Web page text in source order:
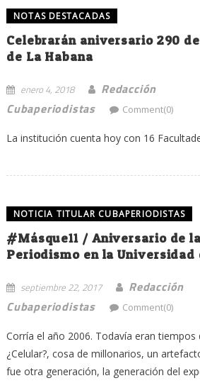
NOTAS DESTACADAS
Celebrarán aniversario 290
de La Habana
enero 4, 2018
Redacción
Cubaperiodistas
Comment(0)
La institución cuenta hoy con 16
NOTICIA TITULAR CUBAPERIODISTAS
#Másque11 / Aniversario de
Periodismo en la Universidad
septiembre 22, 2017
Redacción
Cubaperiodistas
Comment(0)
Corría el año 2006. Todavía eran tiempos
¿Celular?, cosa de millonarios, un
fue otra generación, la generación del